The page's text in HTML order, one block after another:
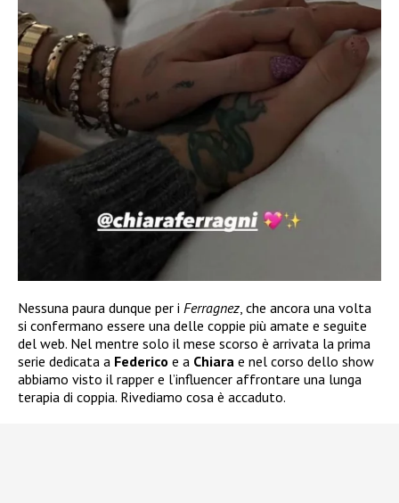
Nessuna paura dunque per i Ferragnez , che ancora una volta
si confermano essere una delle coppie più amate e seguite
del web. Nel mentre solo il mese scorso è arrivata la prima
serie dedicata a Federico e a Chiara e nel corso dello show
abbiamo visto il rapper e l’influencer affrontare una lunga
terapia di coppia. Rivediamo cosa è accaduto.